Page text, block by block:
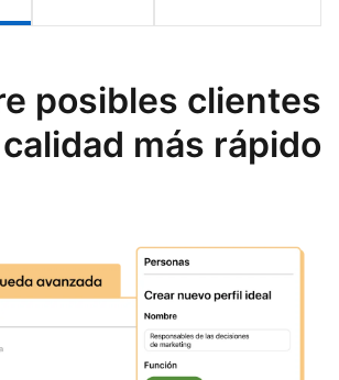
posibles clientes
más rápido